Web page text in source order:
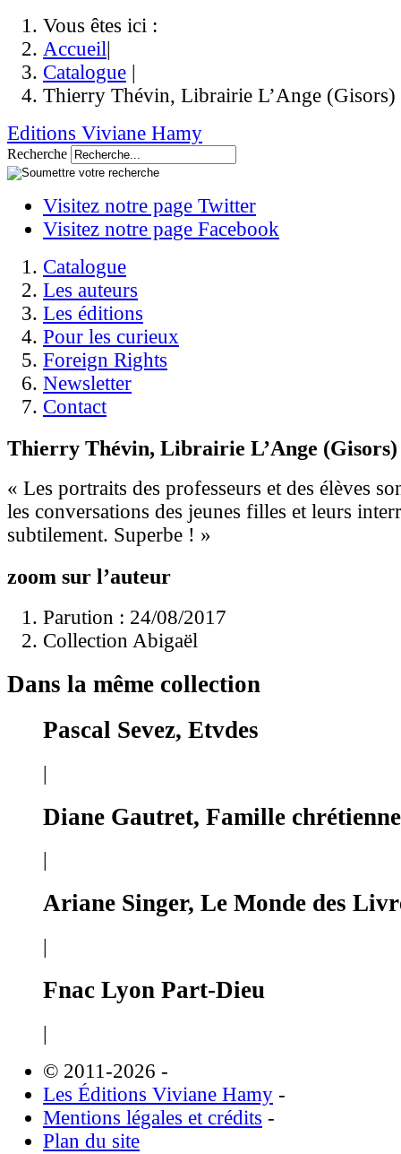
Vous êtes ici :
Accueil|
Catalogue |
Thierry Thévin, Librairie L’Ange (Gisors)
Editions Viviane Hamy
Recherche
Visitez notre page Twitter
Visitez notre page Facebook
Catalogue
Les auteurs
Les éditions
Pour les curieux
Foreign Rights
Newsletter
Contact
Thierry Thévin, Librairie L’Ange (Gisors)
« Les portraits des professeurs et des élèves
les conversations des jeunes filles et leurs
subtilement. Superbe ! »
zoom sur l’auteur
Parution : 24/08/2017
Collection Abigaël
Dans la même collection
Pascal Sevez, Etvdes
|
Diane Gautret, Famille chrétienne
Ariane Singer, Le Monde des
|
Fnac Lyon Part-Dieu
|
© 2011-2026 -
Les Éditions Viviane Hamy -
Mentions légales et crédits -
Plan du site